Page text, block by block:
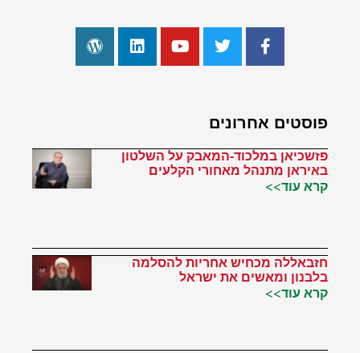
פוסטים אחרונים
פזשכיאן במלכוד-המאבק על השלטון
באיראן מתנהל מאחורי הקלעים
קרא עוד>>
חזבאללה מכחיש אחריות להסלמה
בלבנון ומאשים את ישראל
קרא עוד>>